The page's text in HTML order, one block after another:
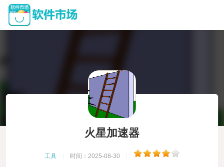
火星加速器
工具 时间：2025-08-30